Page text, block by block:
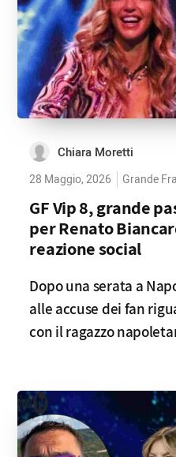
Chiara Moretti
28 Maggio, 2026 Grande
GF Vip 8, grande
per Renato
reazione social
Dopo una serata a
alle accuse dei fan
con il ragazzo